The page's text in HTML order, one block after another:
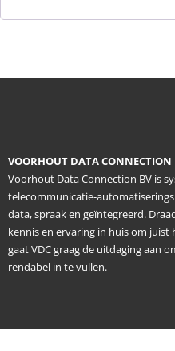
VOORHOUT DATA CONNECTION
Voorhout Data Connection BV is
telecommunicatie-
data, spraak en geïntegreerd.
kennis en ervaring in huis om
gaat VDC graag de uitdaging aan
rendabel in te vullen.